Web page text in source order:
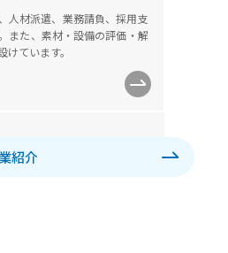
人材派遣、業務請負、採用支
また、素材・設備の評価・解
ています。
紹介